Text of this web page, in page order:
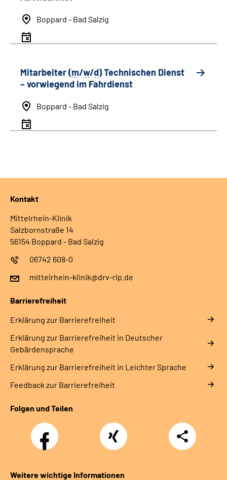
Boppard - Bad Salzig
Mitarbeiter (m/w/d) Technischen Dienst
– vorwiegend im Fahrdienst
Boppard - Bad Salzig
Kontakt
Mittelrhein-Klinik
Salzbornstraße 14
56154 Boppard - Bad Salzig
06742 608-0
mittelrhein-klinik@drv-rlp.de
Barrierefreiheit
Erklärung zur Barrierefreiheit
Erklärung zur Barrierefreiheit in Deutscher
Gebärdensprache
Erklärung zur Barrierefreiheit in Leichter Sprache
Feedback zur Barrierefreiheit
Folgen und Teilen
Facebook Xing
Teilen
Weitere wichtige Informationen